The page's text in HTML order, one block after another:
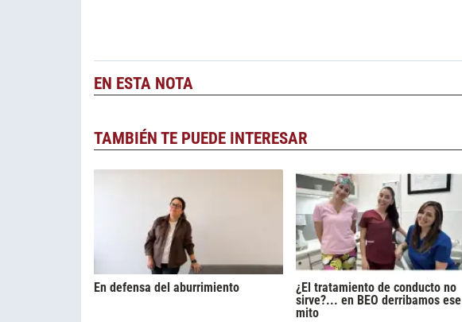
EN ESTA NOTA
TAMBIÉN TE PUEDE INTERESAR
En defensa del aburrimiento
¿El tratamiento de conducto no
sirve?... en BEO derribamos ese
mito